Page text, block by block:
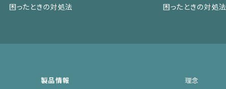
困ったときの対処法
困ったときの対処法
製品情報
理念